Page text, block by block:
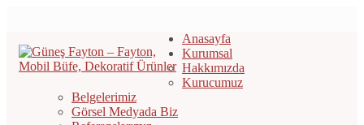
Anasayfa
Kurumsal
Hakkımızda
Kurucumuz
Belgelerimiz
Görsel Medyada Biz